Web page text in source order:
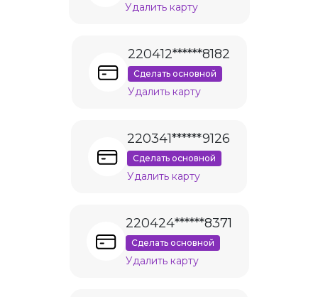
Удалить карту
220412******8182
Сделать основной
Удалить карту
220341******9126
Сделать основной
Удалить карту
220424******8371
Сделать основной
Удалить карту